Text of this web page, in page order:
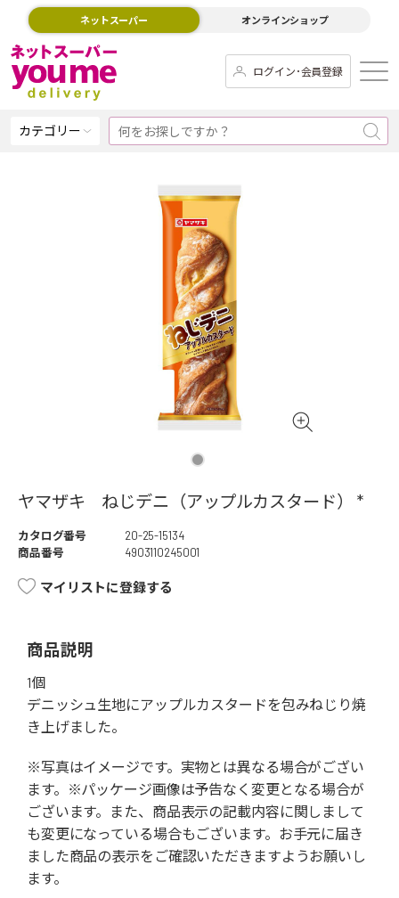
ネットスーパー オンラインショップ
ログイン･会員登録
カテゴリー
ヤマザキ ねじデニ（アップルカスタード） *
カタログ番号
20-25-15134
商品番号
4903110245001
マイリストに登録する
商品説明
1個
デニッシュ生地にアップルカスタードを包みねじり焼
き上げました。
※写真はイメージです。実物とは異なる場合がござい
ます。※パッケージ画像は予告なく変更となる場合が
ございます。また、商品表示の記載内容に関しまして
も変更になっている場合もございます。お手元に届き
ました商品の表示をご確認いただきますようお願いし
ます。